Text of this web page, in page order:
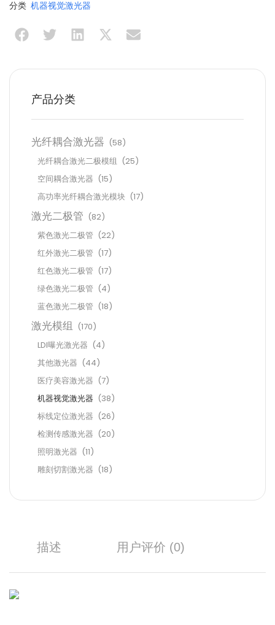
分类 机器视觉激光器
产品分类
光纤耦合激光器 (58)
光纤耦合激光二极模组 (25)
空间耦合激光器 (15)
高功率光纤耦合激光模块 (17)
激光二极管 (82)
紫色激光二极管 (22)
红外激光二极管 (17)
红色激光二极管 (17)
绿色激光二极管 (4)
蓝色激光二极管 (18)
激光模组 (170)
LDI曝光激光器 (4)
其他激光器 (44)
医疗美容激光器 (7)
机器视觉激光器 (38)
标线定位激光器 (26)
检测传感激光器 (20)
照明激光器 (11)
雕刻切割激光器 (18)
描述 用户评价 (0)